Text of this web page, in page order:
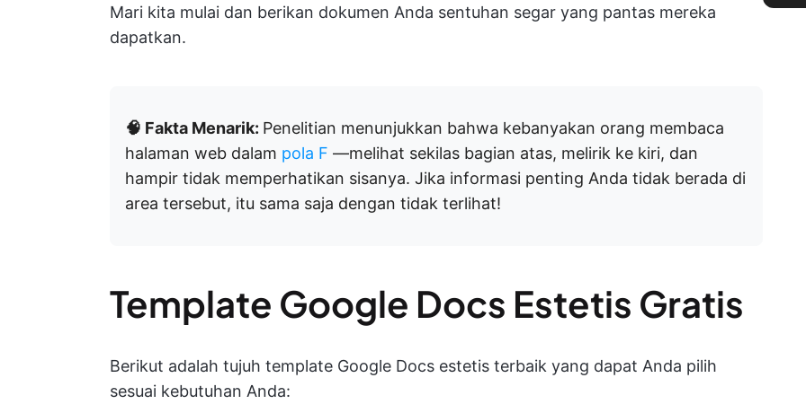
Mari kita mulai dan berikan dokumen Anda sentuhan segar yang pantas mereka
dapatkan.
🧠 Fakta Menarik: Penelitian menunjukkan bahwa kebanyakan orang membaca
halaman web dalam pola F —melihat sekilas bagian atas, melirik ke kiri, dan
hampir tidak memperhatikan sisanya. Jika informasi penting Anda tidak berada di
area tersebut, itu sama saja dengan tidak terlihat!
Template Google Docs Estetis Gratis
Berikut adalah tujuh template Google Docs estetis terbaik yang dapat Anda pilih
sesuai kebutuhan Anda: